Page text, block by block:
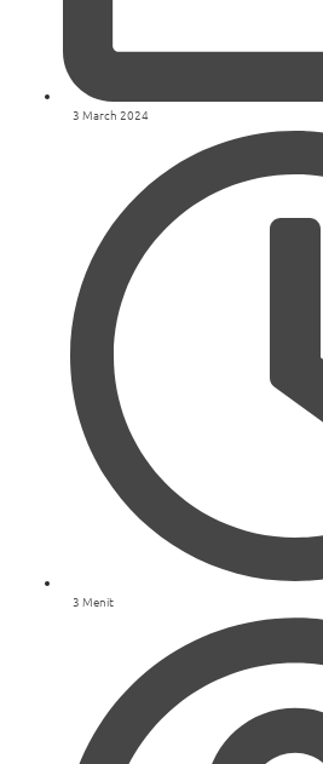
3 March 2024
3 Menit